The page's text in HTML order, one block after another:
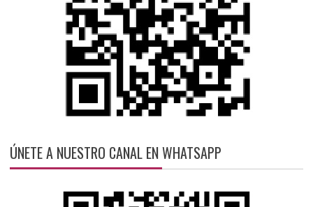
ÚNETE A NUESTRO CANAL EN WHATSAPP